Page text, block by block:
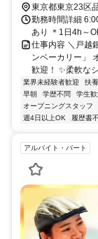
東京都東京23区
勤務時間詳細
あり ＊1日4h～
仕事内容 ＼戸越
ンベーカリー」
歓迎！ ✨柔
業界未経験者歓迎 扶
早朝
学歴不問 学生歓
オープニングスタッフ
週4日以上OK
履歴書
アルバイト・パート